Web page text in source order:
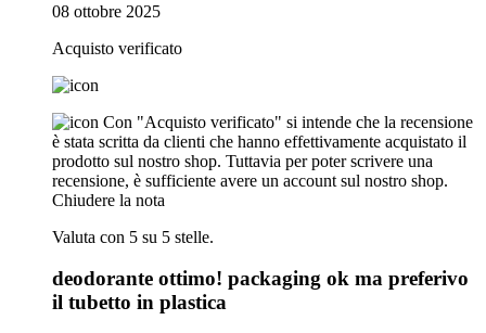
08 ottobre 2025
Acquisto verificato
Con "Acquisto verificato" si intende che la recensione
è stata scritta da clienti che hanno effettivamente acquistato il
prodotto sul nostro shop. Tuttavia per poter scrivere una
recensione, è sufficiente avere un account sul nostro shop.
Chiudere la nota
Valuta con 5 su 5 stelle.
deodorante ottimo! packaging ok ma preferivo
il tubetto in plastica